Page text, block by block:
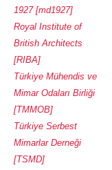
1927 [md1927]
Royal Institute of
British Architects
[RIBA]
Türkiye Mühendis ve
Mimar Odaları Birliği
[TMMOB]
Türkiye Serbest
Mimarlar Derneği
[TSMD]